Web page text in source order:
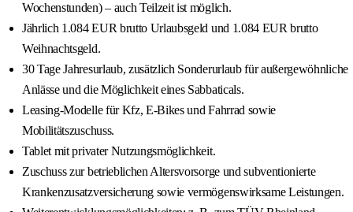
Wochenstunden) – auch Teilzeit ist möglich.
Jährlich 1.084 EUR brutto Urlaubsgeld und 1.084 EUR brutto
Weihnachtsgeld.
30 Tage Jahresurlaub, zusätzlich Sonderurlaub für außergewöhnliche
Anlässe und die Möglichkeit eines Sabbaticals.
Leasing-Modelle für Kfz, E-Bikes und Fahrrad sowie
Mobilitätszuschuss.
Tablet mit privater Nutzungsmöglichkeit.
Zuschuss zur betrieblichen Altersvorsorge und subventionierte
Krankenzusatzversicherung sowie vermögenswirksame Leistungen.